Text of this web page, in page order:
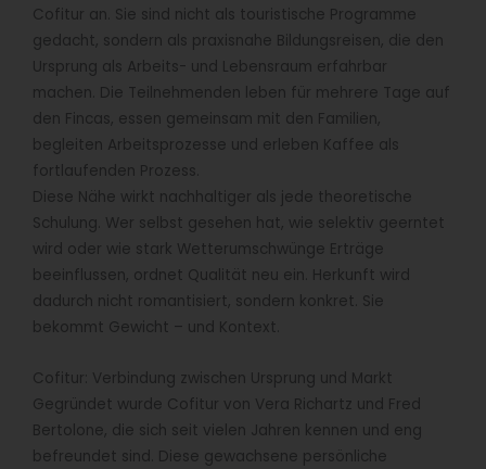
Cofitur an. Sie sind nicht als touristische Programme
gedacht, sondern als praxisnahe Bildungsreisen, die den
Ursprung als Arbeits- und Lebensraum erfahrbar
machen. Die Teilnehmenden leben für mehrere Tage auf
den Fincas, essen gemeinsam mit den Familien,
begleiten Arbeitsprozesse und erleben Kaffee als
fortlaufenden Prozess.
Diese Nähe wirkt nachhaltiger als jede theoretische
Schulung. Wer selbst gesehen hat, wie selektiv geerntet
wird oder wie stark Wetterumschwünge Erträge
beeinflussen, ordnet Qualität neu ein. Herkunft wird
dadurch nicht romantisiert, sondern konkret. Sie
bekommt Gewicht – und Kontext.
Cofitur: Verbindung zwischen Ursprung und Markt
Gegründet wurde Cofitur von Vera Richartz und Fred
Bertolone, die sich seit vielen Jahren kennen und eng
befreundet sind. Diese gewachsene persönliche